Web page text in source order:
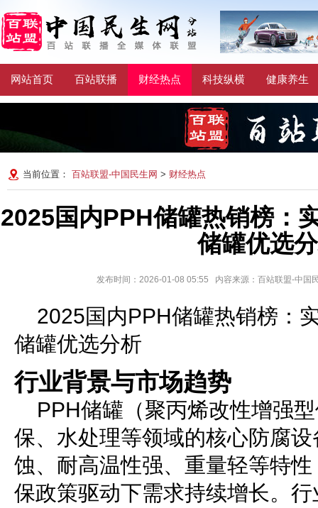
网站首页 百站联播 财经热点 科技纵横 健康养生
当前位置： 百站联盟-中国民生网 > 财经热点
2025国内PPH储罐热销榜：
储罐优选
发布时间：2026-01-08 05:55 内容来源：百站联盟-中
2025国内PPH储罐热销榜：
储罐优选分析
行业背景与市场趋势
PPH储罐（聚丙烯改性增强
保、水处理等领域的核心防腐
蚀、耐高温性强、重量轻等特
保政策驱动下需求持续增长。